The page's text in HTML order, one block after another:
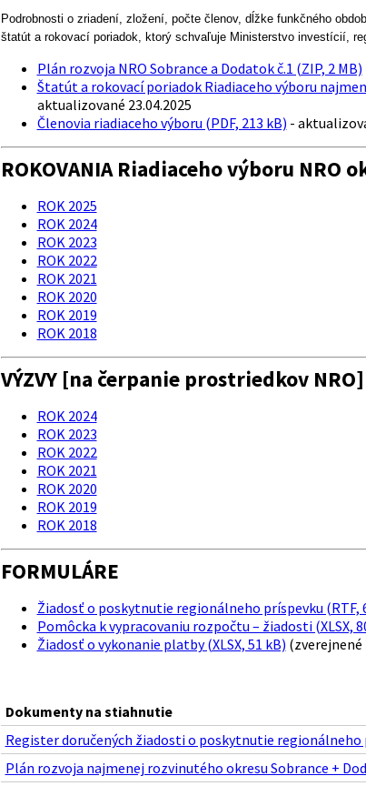
Podrobnosti o zriadení, zložení, počte členov, dĺžke funkčného
štatút a rokovací poriadok, ktorý schvaľuje Ministerstvo investícií,
Plán rozvoja NRO Sobrance a Dodatok č.1 (ZIP, 2 MB)
Štatút a rokovací poriadok Riadiaceho výboru
aktualizované 23.04.2025
Členovia riadiaceho výboru (PDF, 213 kB) -
ROKOVANIA Riadiaceho výboru NRO
ROK 2025
ROK 2024
ROK 2023
ROK 2022
ROK 2021
ROK 2020
ROK 2019
ROK 2018
VÝZVY [na čerpanie prostriedkov NRO]
ROK 2024
ROK 2023
ROK 2022
ROK 2021
ROK 2020
ROK 2019
ROK 2018
FORMULÁRE
Žiadosť o poskytnutie regionálneho príspevku (RTF,
Pomôcka k vypracovaniu rozpočtu – žiadosti (XLSX,
Žiadosť o vykonanie platby (XLSX, 51 kB) (zverejnené
Dokumenty na stiahnutie
Register doručených žiadosti o poskytnutie regionálneho
Plán rozvoja najmenej rozvinutého okresu Sobrance +